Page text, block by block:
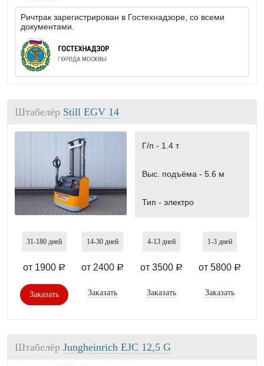
Ричтрак зарегистрирован в Гостехнадзоре, со всеми
документами.
Штабелёр Still EGV 14
Г/п - 1.4 т
Выс. подъёма - 5.6 м
Тип - электро
31-180 дней
от 1900 a
Заказать
14-30 дней
от 2400 a
Заказать
4-13 дней
от 3500 a
Заказать
1-3 дней
от 5800 a
Заказать
Штабелёр Jungheinrich EJC 12,5 G